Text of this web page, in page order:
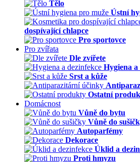
Tělo
Ústní
dospívající chlapce
Pro sportovce
Pro zvířata
Dle zvířete
Hygiena a
Srst a kůže
Ostatní
Domácnost
Vůně do bytu
Vůně do
Autoparfémy
Dekorace
Úklid a
Proti hmyzu